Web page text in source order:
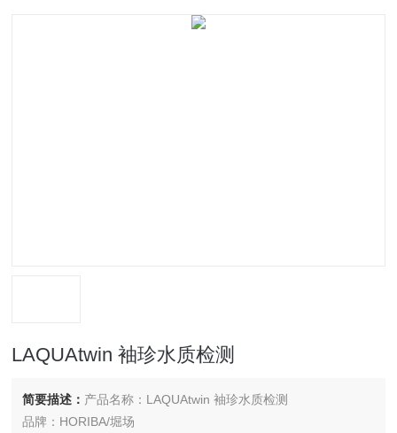
LAQUAtwin 袖珍水质检测
简要描述： 产品名称：LAQUAtwin 袖珍水质检测
品牌：HORIBA/堀场